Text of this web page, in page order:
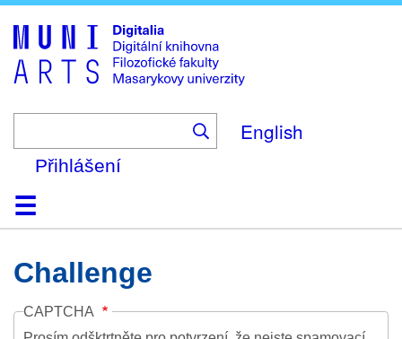
to
main
content
English
Přihlášení
DomůKolekce
Prohlížení
Vyhledávání
O platformě
Nápověda
KontaktDigitalia
Challenge
CAPTCHA